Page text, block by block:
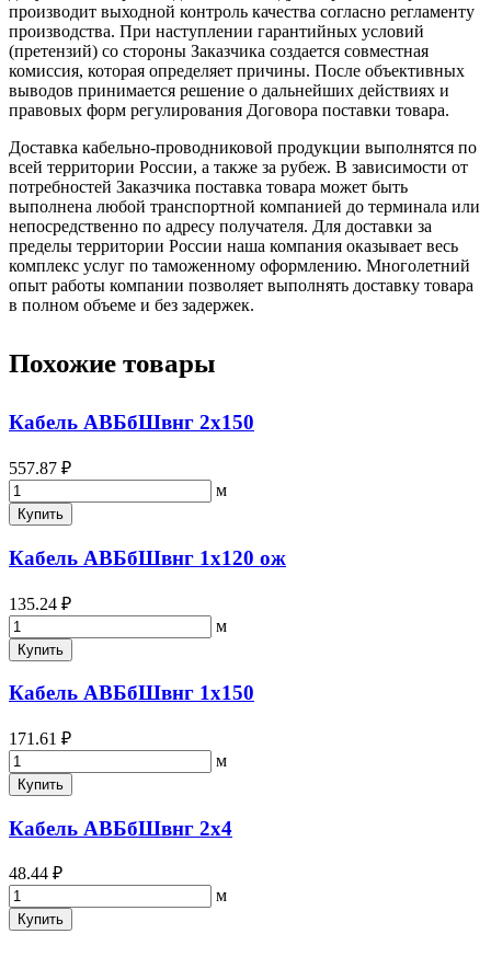
производит выходной контроль качества согласно регламенту
производства. При наступлении гарантийных условий
(претензий) со стороны Заказчика создается совместная
комиссия, которая определяет причины. После объективных
выводов принимается решение о дальнейших действиях и
правовых форм регулирования Договора поставки товара.
Доставка кабельно-проводниковой продукции выполнятся по
всей территории России, а также за рубеж. В зависимости от
потребностей Заказчика поставка товара может быть
выполнена любой транспортной компанией до терминала или
непосредственно по адресу получателя. Для доставки за
пределы территории России наша компания оказывает весь
комплекс услуг по таможенному оформлению. Многолетний
опыт работы компании позволяет выполнять доставку товара
в полном объеме и без задержек.
Похожие товары
Кабель АВБбШвнг 2х150
557.87 ₽
м
Купить
Кабель АВБбШвнг 1х120 ож
135.24 ₽
м
Купить
Кабель АВБбШвнг 1х150
171.61 ₽
м
Купить
Кабель АВБбШвнг 2х4
48.44 ₽
м
Купить